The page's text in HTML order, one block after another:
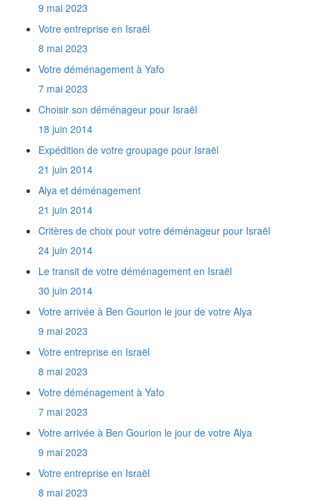
Une trottinette électrique est elle considérée
comme un véhicule par la douane israélienne ?
Quels documents fournir pour importer de la
marchandise en Israël ?
Que représente un mètre cube ?
Y a t'il des produits interdits à l'import en
Est-on obligé d'assurer son déménagement
Isradem est elle agréée par l'Agence Juive
comme entreprise de déménagement ?
Quel est votre prix au mètre cube de Paris à
Quels sont mes droits en tant que nouvel
immigrant ?
amateurs de Télé. Nous voulons importer en
Israël 4 TV, autant de lecteurs de DVD et de
Home Cinémas. Comment serons-nous taxés
A partir de combien de temps est-on
considéré comme citoyen de retour ?
Je n'ai ni affaires neuves, ni appareils
électroménagers. Est-ce que je vais payer des
taxes de douane en Israël ?
Est-ce que je dois me déplacer quelque part
pour effectuer les formalités de dédouanement
Est-il nécessaire d'utiliser des réfrigérateurs
et des congélateurs tropicalisés en Israël ?
Comment obtenir une Téoudath Zéouth ?
Comment obtenir le permis de conduire
israélien ?
Quels documents fournir pour un retour en
9 mai 2023
Votre entreprise en Israël
8 mai 2023
Votre déménagement à Yafo
7 mai 2023
Choisir son déménageur pour Israël
18 juin 2014
Expédition de votre groupage pour Israël
21 juin 2014
Alya et déménagement
21 juin 2014
Critères de choix pour votre déménageur pour Israël
24 juin 2014
Le transit de votre déménagement en Israël
30 juin 2014
Votre arrivée à Ben Gourion le jour de votre Alya
9 mai 2023
Votre entreprise en Israël
8 mai 2023
Votre déménagement à Yafo
7 mai 2023
Votre arrivée à Ben Gourion le jour de votre Alya
9 mai 2023
Votre entreprise en Israël
8 mai 2023